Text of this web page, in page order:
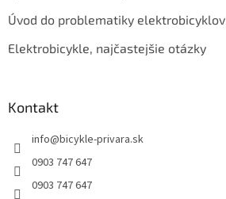
Úvod do problematiky elektrobicyklov
Elektrobicykle, najčastejšie otázky
Kontakt
info@bicykle-privara.sk
0903 747 647
0903 747 647